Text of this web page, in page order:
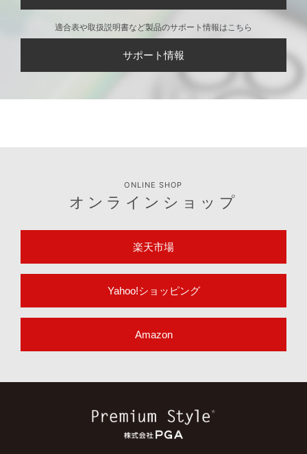
適合表や取扱説明書など製品のサポート情報はこちら
サポート情報
ONLINE SHOP
オンラインショップ
楽天市場
Yahoo!ショッピング
Amazon